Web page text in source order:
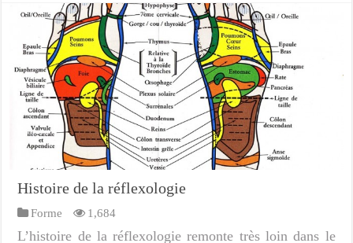
Histoire de la réflexologie
Forme 1,684
L’histoire de la réflexologie remonte très loin dans le